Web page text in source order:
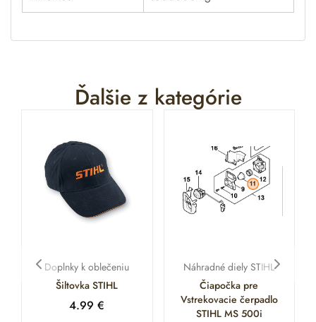
Ďalšie z kategórie
Doplnky k oblečeniu
Šiltovka STIHL
4.99€
Náhradné diely STIHL
Čiapočka pre
Vstrekovacie čerpadlo
STIHL MS 500i